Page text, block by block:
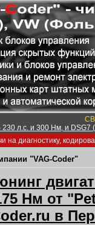
л.с. и 300 Нм, и
на диагностику,
"VAG-Coder"
Нм от
в